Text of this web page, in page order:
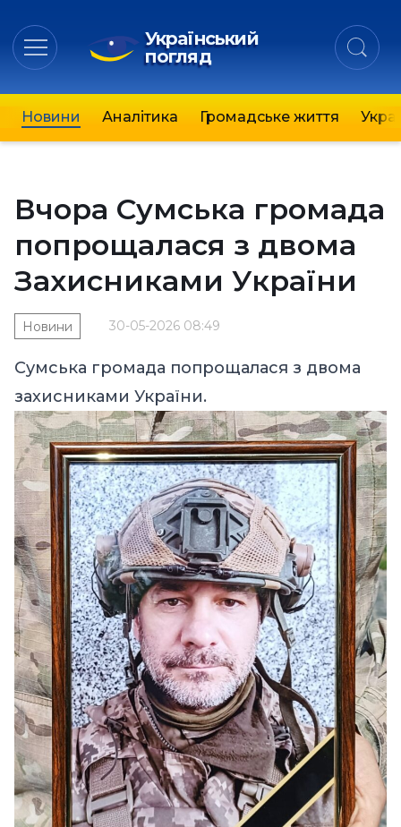
Український
погляд
Новини Аналітика Громадське життя
Вчора Сумська громада
попрощалася з двома
Захисниками України
30-05-2026 08:49
Новини
Сумська громада попрощалася з двома
захисниками України.